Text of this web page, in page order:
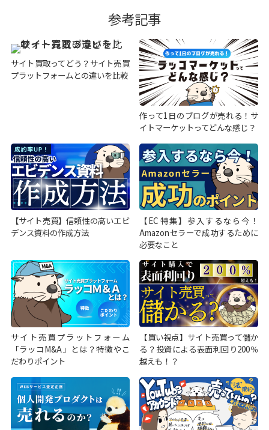
参考記事
サイト買取ってどう？サイト売買
プラットフォームとの違いを比較
作って1日のブログが売れる！サ
イトマーケットってどんな感じ？
【サイト売買】信頼性の高いエビ
デンス資料の作成方法
【EC特集】参入するなら今！
Amazonセラーで成功するために
必要なこと
サイト売買プラットフォーム
「ラッコM&A」とは？特徴やこ
だわりポイント
【買い視点】サイト売買って儲か
る？投資による表面利回り200％
越えも！？